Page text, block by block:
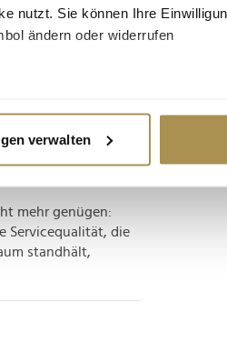
nutzt. Sie können Ihre
ändern oder widerrufen
werden, und legen Sie
Funktionen für soziale
geben wir Informationen zu
Analysen weiter. Unsere Partner
bereitgestellt haben oder die
verwalten
hat die
Palla bedankt
und Gesundheit
mehr genügen:
Servicequalität, die
standhält,